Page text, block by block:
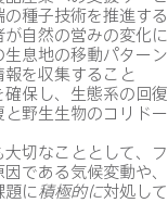
種子技術を推進す
自然の営みの変化
息地の移動パター
を収集すること
保し、生態系の回
野生生物のコリド
大切なこととして、
である気候変動や
に積極的に対処し